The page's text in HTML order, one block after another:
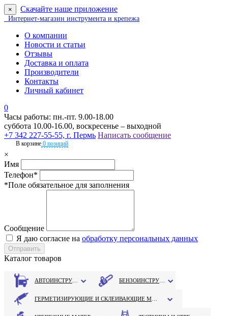
× Скачайте наше приложение
Интернет-магазин инструмента и крепежа
О компании
Новости и статьи
Отзывы
Доставка и оплата
Производители
Контакты
Личный кабинет
0
Часы работы: пн.-пт. 9.00-18.00
суббота 10.00-16.00, воскресенье – выходной
+7 342 227-55-55, г. Пермь Написать сообщение
В корзине 0 позиций
×
Имя
Телефон*
*Поле обязательное для заполнения
Сообщение
Я даю согласие на обработку персональных данных
Каталог товаров